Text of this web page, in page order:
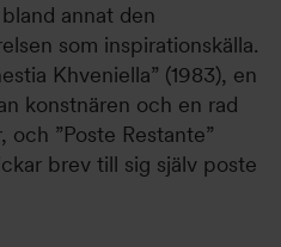
annat den
som inspirationskälla.
Khveniella” (1983), en
konstnären och en rad
”Poste Restante”
brev till sig själv poste